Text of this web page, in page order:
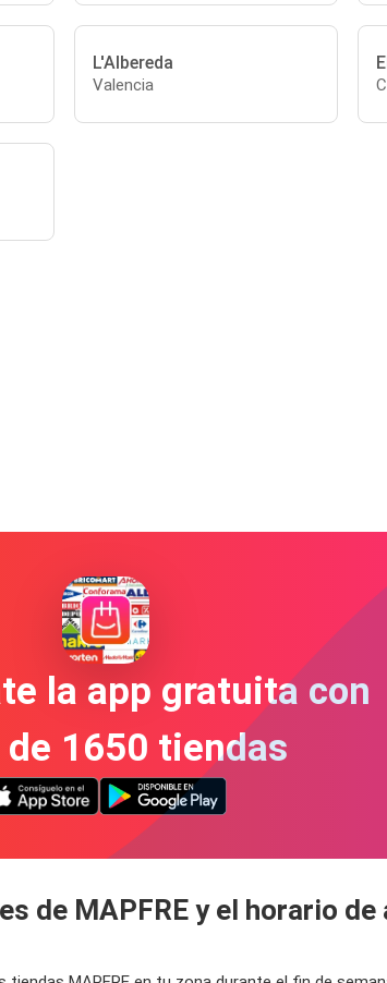
L'Albereda
Valencia
la app gratuita con
de 1650 tiendas
de MAPFRE y el horario